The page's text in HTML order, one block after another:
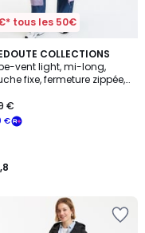
tous les 50€
COLLECTIONS
vent light, mi-long,
fixe, fermeture zippée,
€
€